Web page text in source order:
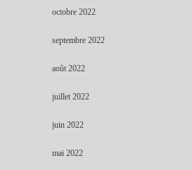
octobre 2022
septembre 2022
août 2022
juillet 2022
juin 2022
mai 2022